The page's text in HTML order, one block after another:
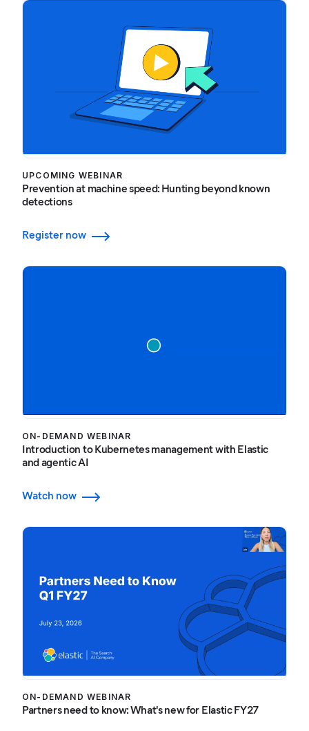
UPCOMING WEBINAR
Prevention at machine speed: Hunting beyond known
detections
Register now
ON-DEMAND WEBINAR
Introduction to Kubernetes management with Elastic
and agentic AI
Watch now
ON-DEMAND WEBINAR
Partners need to know: What's new for Elastic FY27